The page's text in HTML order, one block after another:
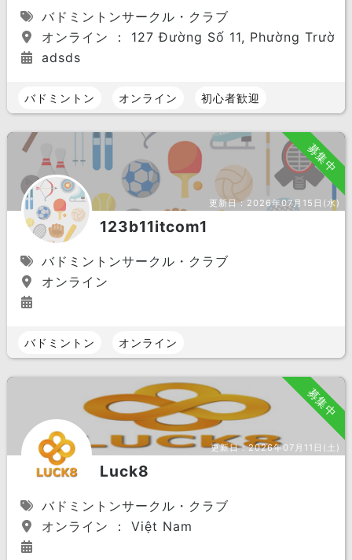
バドミントンサークル・クラブ
オンライン ： 127 Đường Số 11, Phường
adsds
バドミントン オンライン 初心者歓迎
募集中
更新日： 2026年07月15日(水)
123b11itcom1
バドミントンサークル・クラブ
オンライン
バドミントン オンライン
募集中
更新日：2026年07月11日(土)
Luck8
バドミントンサークル・クラブ
オンライン ： Việt Nam